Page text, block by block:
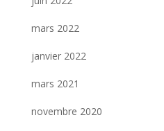
mars 2022
janvier 2022
mars 2021
novembre 2020